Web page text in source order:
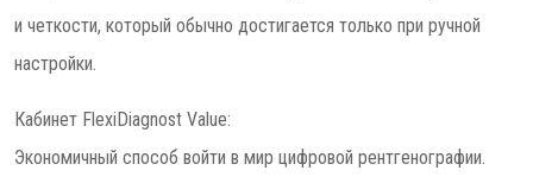
и четкости, который обычно достигается только при ручной
настройки.
Кабинет FlexiDiagnost Value:
Экономичный способ войти в мир цифровой рентгенографии.